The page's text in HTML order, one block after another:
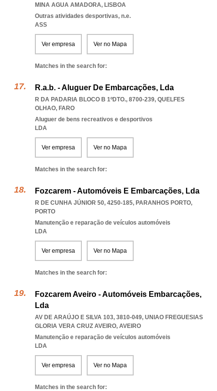
MINA AGUA AMADORA, LISBOA
Outras atividades desportivas, n.e.
ASS
Ver empresa Ver no Mapa
Matches in the search for:
R.a.b. - Aluguer De Embarcações, Lda
R DA PADARIA BLOCO B 1ºDTO., 8700-239, QUELFES
OLHAO, FARO
Aluguer de bens recreativos e desportivos
LDA
Ver empresa Ver no Mapa
Matches in the search for:
Fozcarem - Automóveis E Embarcações, Lda
R DE CUNHA JÚNIOR 50, 4250-185, PARANHOS PORTO,
PORTO
Manutenção e reparação de veículos automóveis
LDA
Ver empresa Ver no Mapa
Matches in the search for:
Fozcarem Aveiro - Automóveis Embarcações,
Lda
AV DE ARAÚJO E SILVA 103, 3810-049, UNIAO FREGUESIAS
GLORIA VERA CRUZ AVEIRO, AVEIRO
Manutenção e reparação de veículos automóveis
LDA
Ver empresa Ver no Mapa
Matches in the search for: